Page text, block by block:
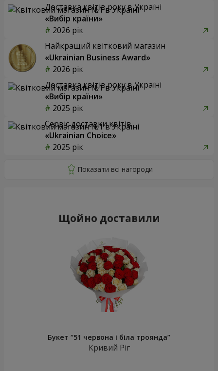
Доставка квітів року в Україні
«Вибір країни»
2026 рік
Найкращий квітковий магазин
«Ukrainian Business Award»
2026 рік
Доставка квітів року в Україні
«Вибір країни»
2025 рік
Сервіс доставки квітів
«Ukrainian Choice»
2025 рік
Щойно доставили
Букет “51 червона і біла троянда”
Кривий Ріг